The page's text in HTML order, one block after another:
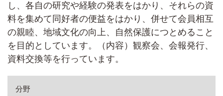
し、各自の研究や経験の発表をはかり、それらの資
料を集めて同好者の便益をはかり、併せて会員相互
の親睦、地域文化の向上、自然保護につとめること
を目的としています。（内容）観察会、会報発行、
資料交換等を行っています。
分野